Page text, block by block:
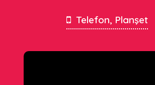
Telefon, Planşet